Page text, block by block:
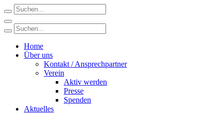
Home
Über uns
Kontakt / Ansprechpartner
Verein
Aktiv werden
Presse
Spenden
Aktuelles